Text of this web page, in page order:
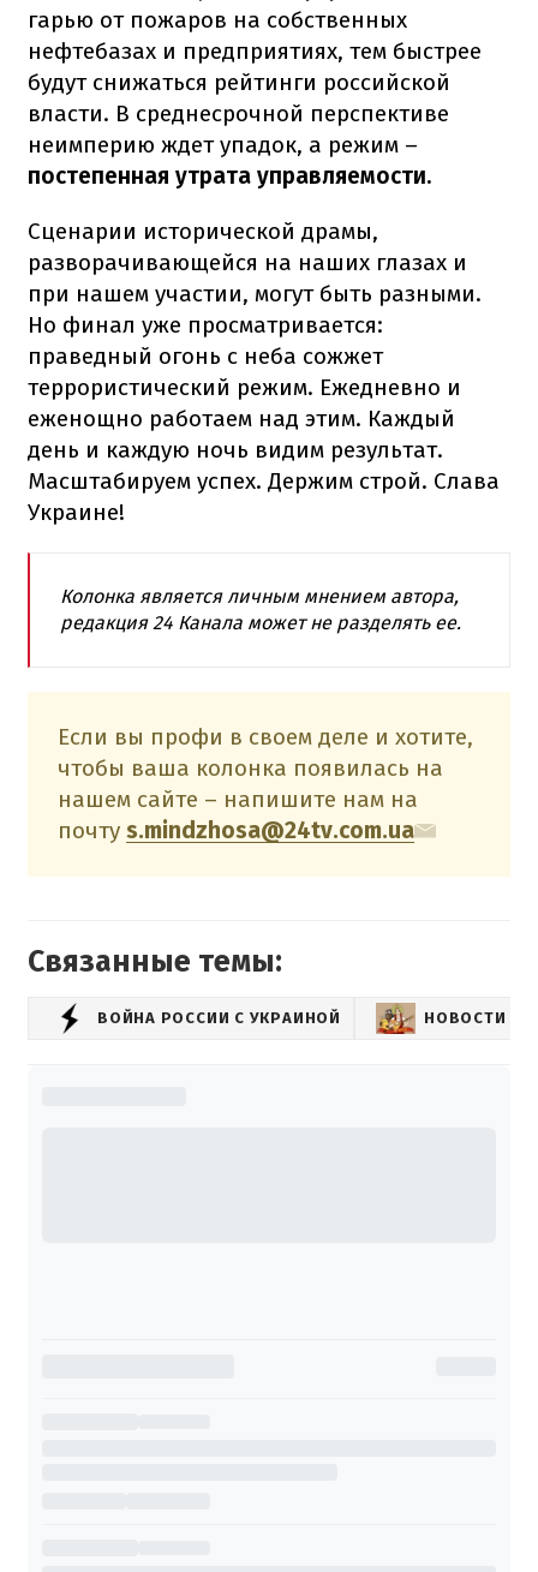
гарью от пожаров на собственных
нефтебазах и предприятиях, тем быстрее
будут снижаться рейтинги российской
власти. В среднесрочной перспективе
неимперию ждет упадок, а режим –
постепенная утрата управляемости.
Сценарии исторической драмы,
разворачивающейся на наших глазах и
при нашем участии, могут быть разными.
Но финал уже просматривается:
праведный огонь с неба сожжет
террористический режим. Ежедневно и
еженощно работаем над этим. Каждый
день и каждую ночь видим результат.
Масштабируем успех. Держим строй. Слава
Украине!
Колонка является личным мнением автора,
редакция 24 Канала может не разделять ее.
Если вы профи в своем деле и хотите,
чтобы ваша колонка появилась на
нашем сайте – напишите нам на
почту s.mindzhosa@24tv.com.ua
Связанные темы:
ВОЙНА РОССИИ С УКРАИНОЙ НОВОСТИ